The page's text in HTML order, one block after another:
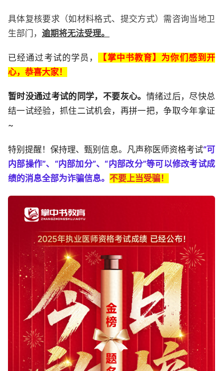
具体复核要求（如材料格式、提交方式）需咨询当地卫
生部门， 逾期将无法受理。
已经通过考试的学员，
【掌中书教育】为你们感到开
心，恭喜大家！
暂时没通过考试的同学，不要灰心。 情绪过后，尽快总
结一试经验，抓住二试机会，再拼一把，争取今年拿证
~
特别提醒！保持理、甄别信息。凡声称医师资格考试“可
内部操作”、“内部加分”、“内部改分”等可以修改考试成
绩的消息全部为诈骗信息。 不要上当受骗！